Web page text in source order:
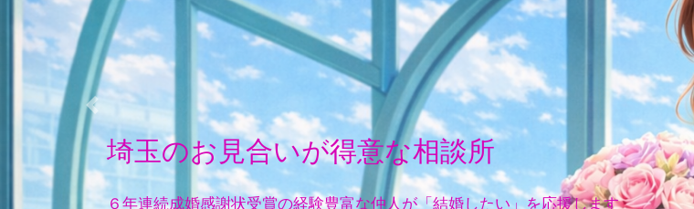
埼玉のお見合いが得意な相談所
６年連続成婚感謝状受賞の経験豊富な仲人が「結婚したい」を応援します
Previous